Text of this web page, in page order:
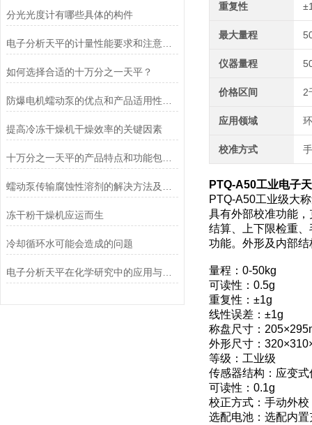
分光光度计有哪些具体的构件
电子分析天平的计量性能要求和注意事项说明
如何选择合适的十万分之一天平？
提高冷冻干燥机干燥效率的关键因素
十万分之一天平的产品特点和功能包括哪些
冻干粉干燥机应运而生
冷却循环水可能会造成的问题
电子分析天平在化学研究中的应用与优势说明
重复性
最大量程
仪器量程
价格区间 2
应用领域
校准方式
PTQ-A50工业电子
PTQ-A50工业级大
具有外部校准功能
结算、上下限检重
功能。外形及内部
量程：0-50kg
可读性：0.5g
重复性：±1g
线性误差：±1g
称盘尺寸：
外形尺寸：
等级：工业级
传感器结构：应变式
可读性：0.1g
校正方式：手动外校
选配电池：选配内置